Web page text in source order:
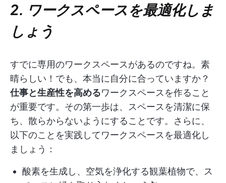
2. ワークスペースを最適化しま
しょう
すでに専用のワークスペースがあるのですね。素
晴らしい！でも、本当に自分に合っていますか？
仕事と生産性を高めるワークスペースを作ること
が重要です。その第一歩は、スペースを清潔に保
ち、散らからないようにすることです。さらに、
以下のことを実践してワークスペースを最適化し
ましょう：
酸素を生成し、空気を浄化する観葉植物で、ス